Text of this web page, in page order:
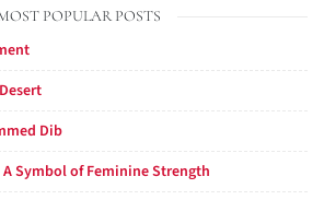
POPULAR POSTS
Dib
A Symbol of Feminine Strength